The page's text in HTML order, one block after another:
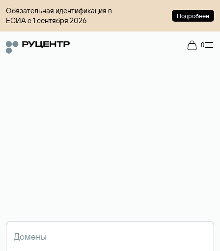
Обязательная идентификация в
ЕСИА с 1 сентября 2026
Подробнее
0